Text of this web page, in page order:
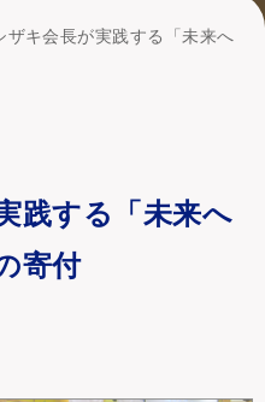
ザキ会長が実践する「未来へ
践する「未来へ
寄付